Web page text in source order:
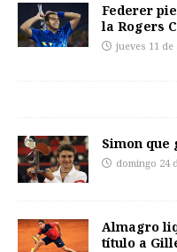
Federer
la Rogers
jueves 11 de
Simon que
domingo 24
Almagro
título a